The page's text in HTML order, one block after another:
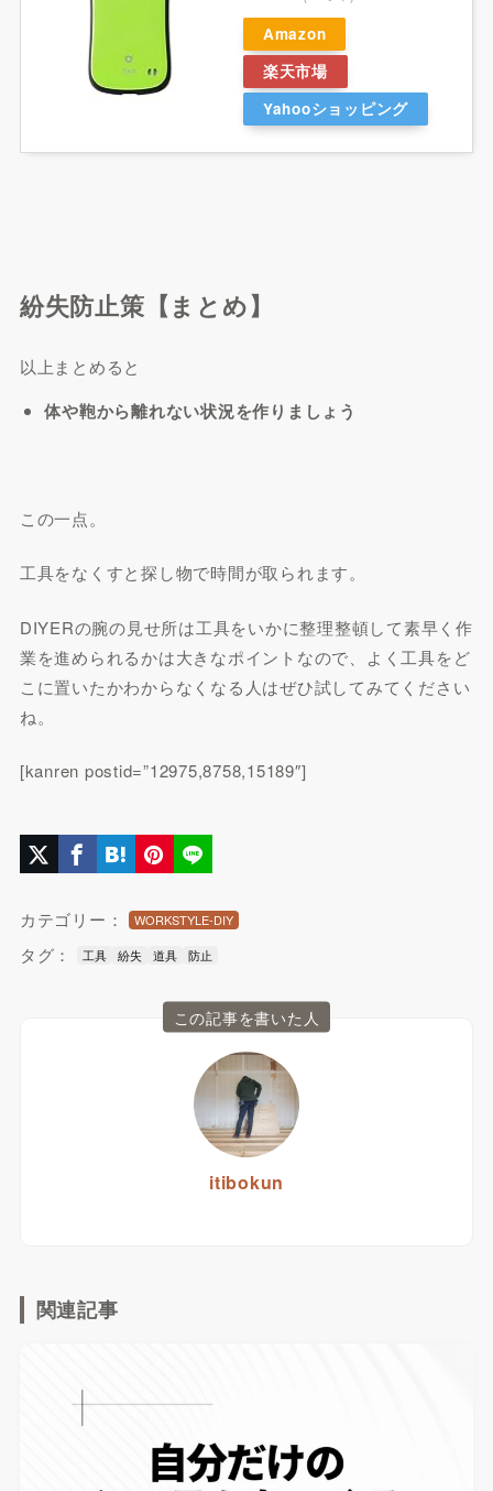
Amazon
楽天市場
Yahooショッピング
紛失防止策【まとめ】
以上まとめると
体や鞄から離れない状況を作りましょう
この一点。
工具をなくすと探し物で時間が取られます。
DIYERの腕の見せ所は工具をいかに整理整頓して素早く作
業を進められるかは大きなポイントなので、よく工具をど
こに置いたかわからなくなる人はぜひ試してみてください
ね。
[kanren postid=”12975,8758,15189″]
カテゴリー： WORKSTYLE-DIY
タグ： 工具 紛失 道具 防止
この記事を書いた人
itibokun
関連記事